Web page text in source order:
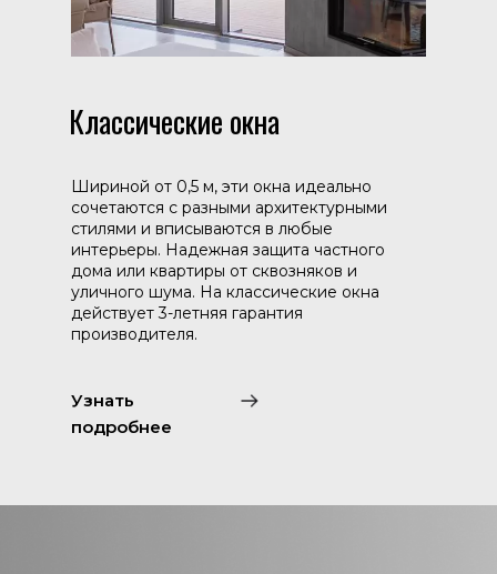
Узнать
подробнее
Шириной от 0,5 м, эти окна идеально
сочетаются с разными архитектурными
стилями и вписываются в любые
интерьеры. Надежная защита частного
дома или квартиры от сквозняков и
уличного шума. На классические окна
действует 3-летняя гарантия
производителя.
Классические окна